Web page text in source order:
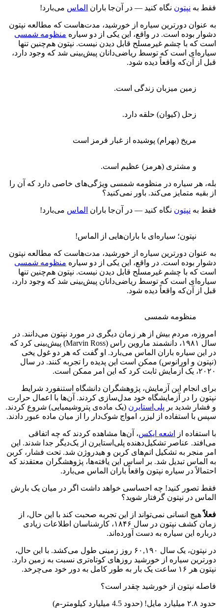
بهنپتوننگاه کنید — در آن‌جا بارانالماسمی‌بارد!
دورترین سیاره از خورشید، مدت‌هاست که مطالعه نپتون
بوده است. در واقع، این یکی از دو سیارهمنظومه شمسی
که با چشم غیرمسلح قابل دیدن نیست. نپتون هم‌چنین تنها
است که توسط ریاضی‌دانان پیش‌بینی شد که وجود دارد،
آن‌که واقعاً دیده شود.
زمین میزبان زندگی است.
زحل (کیوان) حلقه دارد.
مریخ (بهرام) پوشیده از غبار قرمز است
و مشتری (هرمز) عظیم است.
هر سیاره در منظومه شمسی ویژگی‌های خاصی دارد که آن را
متمایز می‌کند. باور نمی‌کنید؟
بهنپتوننگاه کنید — در آن‌جا بارانالماسمی‌بارد!
نپتون؛ سیاره‌ای با باران‌هایی از الماس!
دورترین سیاره از خورشید، مدت‌هاست که مطالعه نپتون
بوده است. در واقع، این یکی از دو سیارهمنظومه شمسی
که با چشم غیرمسلح قابل دیدن نیست. نپتون هم‌چنین تنها
است که توسط ریاضی‌دانان پیش‌بینی شد که وجود دارد،
آن‌که واقعاً دیده شود.
منظومه شمسی
مردم بیش از هر زمان دیگری در مورد نپتون می‌دانند. در
سال ۱۹۸۱، دانشمند ماروین راس (Marvin Ross) پیش‌بینی کرد که
سیاره باران الماس می‌بارد. او گفت که هر دو غول یخی
و اورانوس) ممکن است این پدیده را تجربه کنند. در سال
ممکن است.
انجام این آزمایش، پژوهشگران دانشگاه استنفورد شرایط
را در آزمایشگاه خود مدل‌سازی کردند. آن‌ها با اعمال حرارت
شدید برپلی‌استایرن(یک ماده‌ی پتروشیمیایی) شروع کردند.
استفاده از لیزر، امواج شوک‌دار را از میان ماده عبور دادند.
ازاشعه ایکس ، آن‌ها مشاهده کردند که چه اتفاقی
عناصر تشکیل‌دهنده پلی‌استایرن از یک‌دیگر جدا شدند. این
منجر به تشکیل اتم‌های کربن و هیدروژن شد. تحت فشار، کربن
تبدیل شد. بر اساس این یافته‌ها، پژوهشگران معتقدند که
در سیاره نپتون واقعاً باران الماس می‌بارد.
تصور کنید! چه احساسی خواهد داشت اگر در میان یک بارش
در نپتون گرفتار شوید؟
هیچ انسانی نمی‌تواند از این تجربه صحبت کند با این حال، از
زمان کشف نپتون در سال ۱۸۴۶، کارشناسان اطلاعات زیادی
این سیاره به دست آورده‌اند.
در نپتون، یک سال ۶۰,۱۹۰ روز زمینی طول می‌کشد. با این حال،
سیاره از خورشید روزهای کوتاه‌تری نسبت به زمین دارد.
طور کامل به دور خود می‌چرخد.
نپتون از خورشید چقدر است؟
کیلومتر-م)